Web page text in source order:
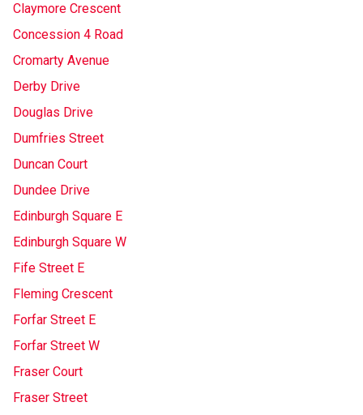
Claymore Crescent
Concession 4 Road
Cromarty Avenue
Derby Drive
Douglas Drive
Dumfries Street
Duncan Court
Dundee Drive
Edinburgh Square E
Edinburgh Square W
Fife Street E
Fleming Crescent
Forfar Street E
Forfar Street W
Fraser Court
Fraser Street